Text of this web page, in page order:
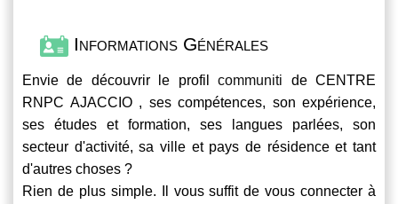
Informations Générales
Envie de découvrir le profilcommuniti de CENTRE
RNPC AJACCIO , ses compétences, son expérience,
ses études et formation, ses langues parlées, son
secteur d'activité, sa ville et pays de résidence et tant
d'autres choses ?
Rien de plus simple. Il vous suffit de vous connecter à